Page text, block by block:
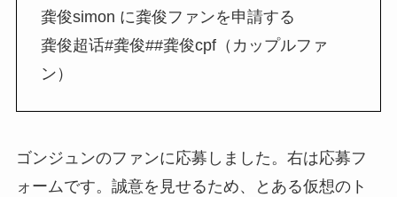
龚俊simon に龚俊ファンを申請する
龚俊超话#龚俊##龚俊cpf（カップルファ
ン）
ゴンジュンのファンに応募しました。右は応募フ
ォームです。誠意を見せるため、とある仮想のト